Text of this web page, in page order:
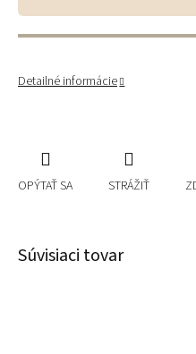
Detailné informácie
OPÝTAŤ SA STRÁŽIŤ
Súvisiaci tovar